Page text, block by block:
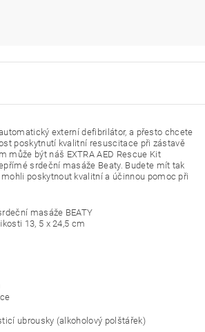
externí defibrilátor, a přesto chcete
poskytnutí kvalitní resuscitace při zástavě
může být náš EXTRA AED Rescue Kit
srdeční masáže Beaty. Budete mít tak
poskytnout kvalitní a účinnou pomoc při
masáže BEATY
13, 5 x 24,5 cm
ubrousky (alkoholový polštářek)